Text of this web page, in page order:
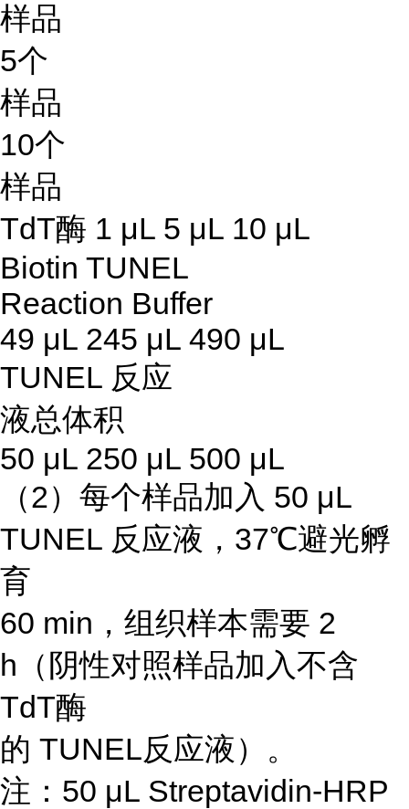
样品
5个
样品
10个
样品
TdT酶 1 μL 5 μL 10 μL
Biotin TUNEL
Reaction Buffer
49 μL 245 μL 490 μL
TUNEL 反应
液总体积
50 μL 250 μL 500 μL
（2）每个样品加入 50 μL
TUNEL 反应液，37℃避光孵
育
60 min，组织样本需要 2
h（阴性对照样品加入不含
TdT酶
的 TUNEL反应液）。
注：50 μL Streptavidin-HRP